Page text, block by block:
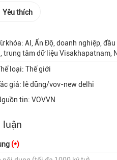
Yêu thích
khóa: AI, Ấn Độ, doanh nghiệp,
trung tâm dữ liệu Visakhapatnam,
loại: Thế giới
giả: lê dũng/vov-new delhi
tin: VOVVN
luận
(*)